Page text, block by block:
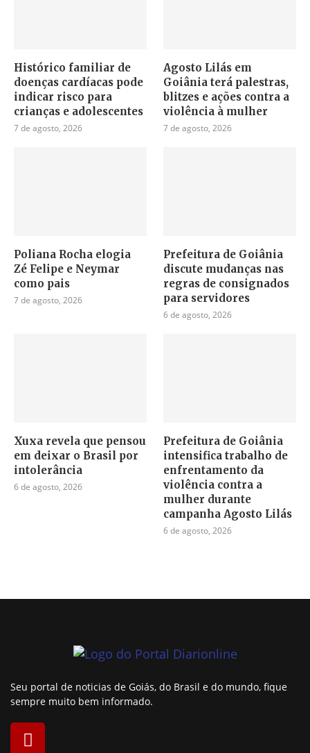
Histórico familiar de
doenças cardíacas pode
indicar risco para
crianças e adolescentes
7 de agosto, 2026
Agosto Lilás em
Goiânia terá palestras,
blitzes e ações contra a
violência à mulher
7 de agosto, 2026
Poliana Rocha elogia
Zé Felipe e Neymar
como pais
7 de agosto, 2026
Prefeitura de Goiânia
discute mudanças nas
regras de consignados
para servidores
6 de agosto, 2026
Xuxa revela que pensou
em deixar o Brasil por
intolerância
6 de agosto, 2026
Prefeitura de Goiânia
intensifica trabalho de
enfrentamento da
violência contra a
mulher durante
campanha Agosto Lilás
6 de agosto, 2026
Seu portal de noticias de Goiás, do Brasil e do mundo, fique
sempre muito bem informado.